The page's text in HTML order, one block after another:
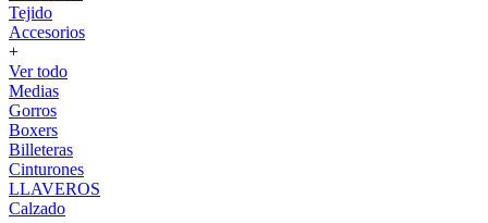
Tejido
Accesorios
+
Ver todo
Medias
Gorros
Boxers
Billeteras
Cinturones
LLAVEROS
Calzado